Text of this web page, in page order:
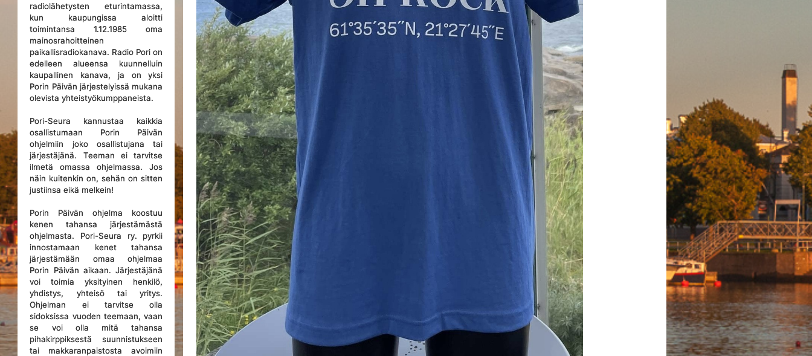
radiolähetysten eturintamassa,
kun kaupungissa aloitti
toimintansa 1.12.1985 oma
mainosrahoitteinen
paikallisradiokanava. Radio Pori on
edelleen alueensa kuunnelluin
kaupallinen kanava, ja on yksi
Porin Päivän järjestelyissä mukana
olevista yhteistyökumppaneista.
Pori-Seura kannustaa kaikkia
osallistumaan Porin Päivän
ohjelmiin joko osallistujana tai
järjestäjänä. Teeman ei tarvitse
ilmetä omassa ohjelmassa. Jos
näin kuitenkin on, sehän on sitten
justiinsa eikä melkein!
Porin Päivän ohjelma koostuu
kenen tahansa järjestämästä
ohjelmasta. Pori-Seura ry. pyrkii
innostamaan kenet tahansa
järjestämään omaa ohjelmaa
Porin Päivän aikaan. Järjestäjänä
voi toimia yksityinen henkilö,
yhdistys, yhteisö tai yritys.
Ohjelman ei tarvitse olla
sidoksissa vuoden teemaan, vaan
se voi olla mitä tahansa
pihakirppiksestä suunnistukseen
tai makkaranpaistosta avoimiin